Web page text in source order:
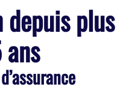
plus